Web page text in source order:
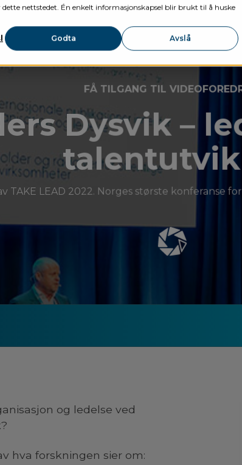
nettstedet. Én enkelt informasjonskapsel blir brukt til å huske
Godta Avslå
FÅ TILGANG TIL
Dysvik –
TAKE LEAD 2022. Norges største konferanse
og ledelse ved
hva forskningen sier om: